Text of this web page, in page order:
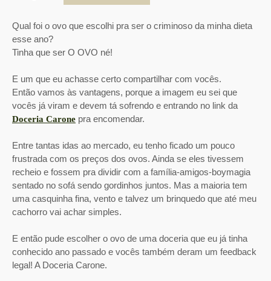
Qual foi o ovo que escolhi pra ser o criminoso da minha dieta
esse ano?
Tinha que ser O OVO né!
E um que eu achasse certo compartilhar com vocês.
Então vamos às vantagens, porque a imagem eu sei que
vocês já viram e devem tá sofrendo e entrando no link da
Doceria Carone pra encomendar.
Entre tantas idas ao mercado, eu tenho ficado um pouco
frustrada com os preços dos ovos. Ainda se eles tivessem
recheio e fossem pra dividir com a família-amigos-boymagia
sentado no sofá sendo gordinhos juntos. Mas a maioria tem
uma casquinha fina, vento e talvez um brinquedo que até meu
cachorro vai achar simples.
E então pude escolher o ovo de uma doceria que eu já tinha
conhecido ano passado e vocês também deram um feedback
legal! A Doceria Carone.